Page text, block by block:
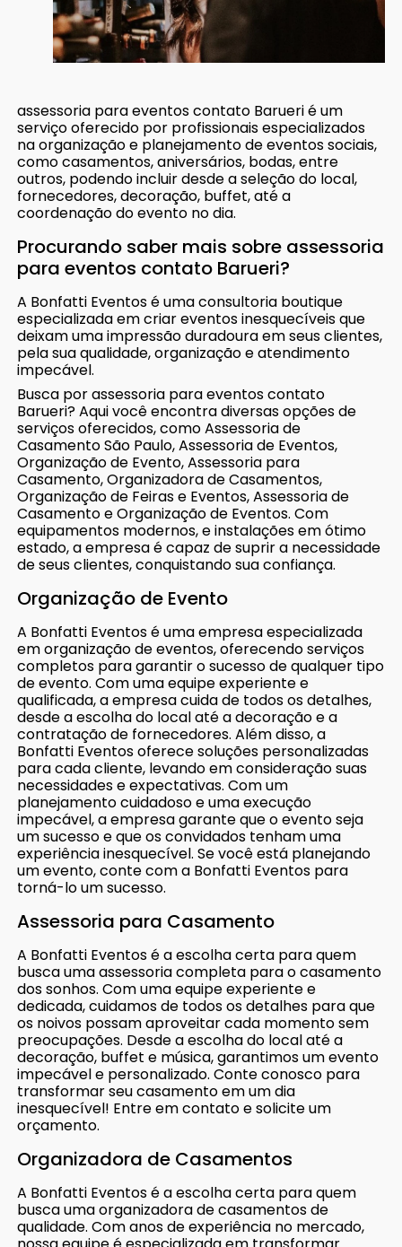
assessoria para eventos contato Barueri é um
serviço oferecido por profissionais especializados
na organização e planejamento de eventos sociais,
como casamentos, aniversários, bodas, entre
outros, podendo incluir desde a seleção do local,
fornecedores, decoração, buffet, até a
coordenação do evento no dia.
Procurando saber mais sobre assessoria
para eventos contato Barueri?
A Bonfatti Eventos é uma consultoria boutique
especializada em criar eventos inesquecíveis que
deixam uma impressão duradoura em seus clientes,
pela sua qualidade, organização e atendimento
impecável.
Busca por assessoria para eventos contato
Barueri? Aqui você encontra diversas opções de
serviços oferecidos, como Assessoria de
Casamento São Paulo, Assessoria de Eventos,
Organização de Evento, Assessoria para
Casamento, Organizadora de Casamentos,
Organização de Feiras e Eventos, Assessoria de
Casamento e Organização de Eventos. Com
equipamentos modernos, e instalações em ótimo
estado, a empresa é capaz de suprir a necessidade
de seus clientes, conquistando sua confiança.
Organização de Evento
A Bonfatti Eventos é uma empresa especializada
em organização de eventos, oferecendo serviços
completos para garantir o sucesso de qualquer tipo
de evento. Com uma equipe experiente e
qualificada, a empresa cuida de todos os detalhes,
desde a escolha do local até a decoração e a
contratação de fornecedores. Além disso, a
Bonfatti Eventos oferece soluções personalizadas
para cada cliente, levando em consideração suas
necessidades e expectativas. Com um
planejamento cuidadoso e uma execução
impecável, a empresa garante que o evento seja
um sucesso e que os convidados tenham uma
experiência inesquecível. Se você está planejando
um evento, conte com a Bonfatti Eventos para
torná-lo um sucesso.
Assessoria para Casamento
A Bonfatti Eventos é a escolha certa para quem
busca uma assessoria completa para o casamento
dos sonhos. Com uma equipe experiente e
dedicada, cuidamos de todos os detalhes para que
os noivos possam aproveitar cada momento sem
preocupações. Desde a escolha do local até a
decoração, buffet e música, garantimos um evento
impecável e personalizado. Conte conosco para
transformar seu casamento em um dia
inesquecível! Entre em contato e solicite um
orçamento.
Organizadora de Casamentos
A Bonfatti Eventos é a escolha certa para quem
busca uma organizadora de casamentos de
qualidade. Com anos de experiência no mercado,